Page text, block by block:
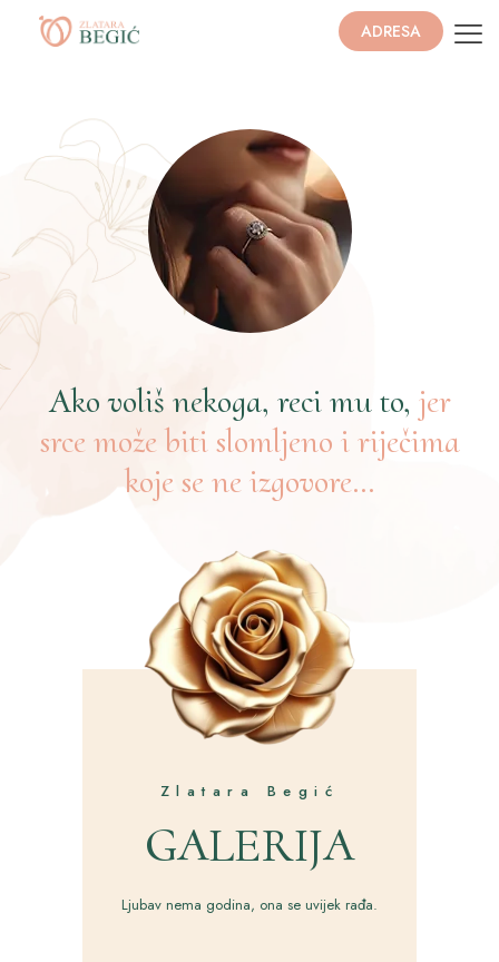
ADRESA
Ako voliš nekoga, reci mu to, jer
srce može biti slomljeno i riječima
koje se ne izgovore…
Zlatara Begić
GALERIJA
Ljubav nema godina, ona se uvijek rađa.